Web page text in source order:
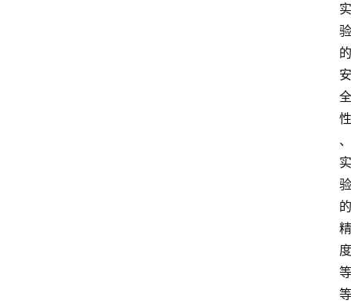
实
验
的
安
全
性
、
实
验
的
精
度
等
等